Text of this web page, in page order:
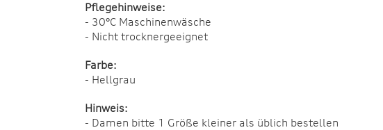
Pflegehinweise:
- 30°C Maschinenwäsche
- Nicht trocknergeeignet
Farbe:
- Hellgrau
Hinweis:
- Damen bitte 1 Größe kleiner als üblich bestellen